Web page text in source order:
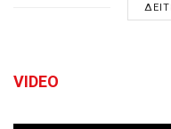
VIDEO